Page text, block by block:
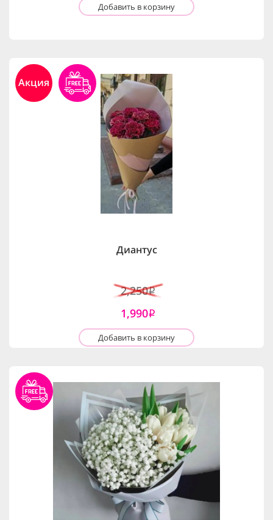
Добавить в корзину
Акция
Диантус
2,250i
1,990i
Добавить в корзину